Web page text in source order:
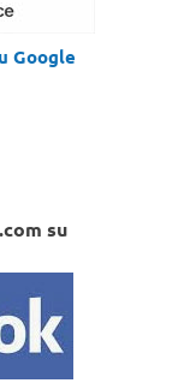
Google
su